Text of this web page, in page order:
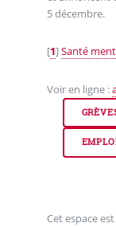
5 décembre.
[1]Santé
Voir en ligne :
Cet espace